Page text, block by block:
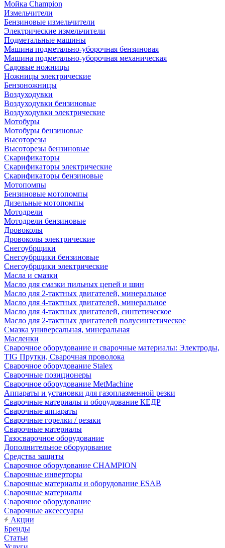
Мойка Champion
Измельчители
Бензиновые измельчители
Электрические измельчители
Подметальные машины
Машина подметально-уборочная бензиновая
Машина подметально-уборочная механическая
Садовые ножницы
Ножницы электрические
Бензоножницы
Воздуходувки
Воздуходувки бензиновые
Воздуходувки электрические
Мотобуры
Мотобуры бензиновые
Высоторезы
Высоторезы бензиновые
Скарификаторы
Скарификаторы электрические
Скарификаторы бензиновые
Мотопомпы
Бензиновые мотопомпы
Дизельные мотопомпы
Мотодрели
Мотодрели бензиновые
Дровоколы
Дровоколы электрические
Снегоубрщики
Снегоубрщики бензиновые
Снегоубрщики электрические
Масла и смазки
Масло для смазки пильных цепей и шин
Масло для 2-тактных двигателей, минеральное
Масло для 4-тактных двигателей, минеральное
Масло для 4-тактных двигателей, синтетическое
Масло для 2-тактных двигателей полусинтетическое
Смазка универсальная, минеральная
Масленки
Сварочное оборудование и сварочные материалы: Электроды,
TIG Прутки, Сварочная проволока
Сварочное оборудование Stalex
Сварочные позиционеры
Сварочное оборудование MetMachine
Аппараты и установки для газоплазменной резки
Сварочные материалы и оборудование КЕДР
Сварочные аппараты
Сварочные горелки / резаки
Сварочные материалы
Газосварочное оборудование
Дополнительное оборудование
Средства защиты
Сварочное оборудование CHAMPION
Сварочные инверторы
Сварочные материалы и оборудование ESAB
Сварочные материалы
Сварочное оборудование
Сварочные аксессуары
Акции
Бренды
Статьи